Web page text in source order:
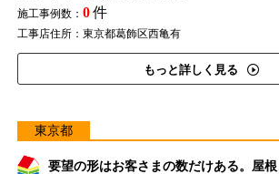
施工事例数： 0件
工事店住所：東京都葛飾区西亀有
もっと詳しく見る
東京都
要望の形はお客さまの数だけある。屋